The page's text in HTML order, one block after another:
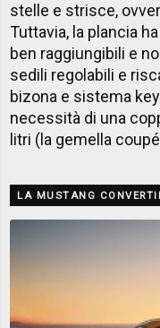
stelle e strisce,
Tuttavia, la plancia
ben raggiungibili e
sedili regolabili e
bizona e sistema
necessità di una
litri (la gemella
LA MUSTANG